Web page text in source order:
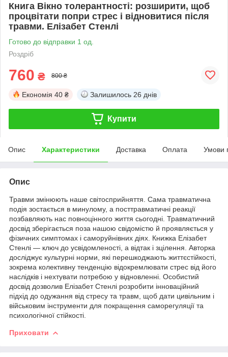
Книга Вікно толерантності: розширити, щоб
процвітати попри стрес і відновитися після
травми. Елізабет Стенлі
Готово до відправки 1 од.
Роздріб
760 ₴ 800 ₴
Економія 40 ₴ Залишилось 26 днів
Купити
Опис Характеристики Доставка Оплата Умови
Опис
Травми змінюють наше світосприйняття. Сама травматична
подія зостається в минулому, а посттравматичні реакції
позбавляють нас повноцінного життя сьогодні. Травматичний
досвід зберігається поза нашою свідомістю й проявляється у
фізичних симптомах і саморуйнівних діях. Книжка Елізабет
Стенлі — ключ до усвідомленості, а відтак і зцілення. Авторка
досліджує культурні норми, які перешкоджають життєстійкості,
зокрема колективну тенденцію відокремлювати стрес від його
наслідків і нехтувати потребою у відновленні. Особистий
досвід дозволив Елізабет Стенлі розробити інноваційний
підхід до одужання від стресу та травм, щоб дати цивільним і
військовим інструменти для покращення саморегуляції та
психологічної стійкості.
Приховати